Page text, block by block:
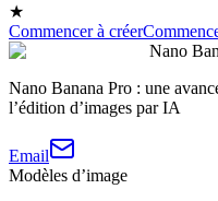
★
Commencer à créer
Nano
Nano Banana Pro : une
l’édition d’images par IA
Email
Modèles d’image